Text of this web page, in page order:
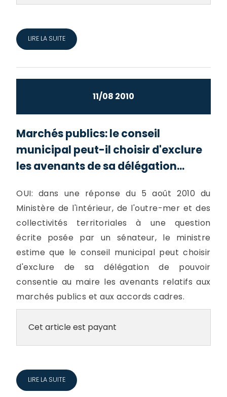
LIRE LA SUITE
11/08 2010
Marchés publics: le conseil
municipal peut-il choisir d'exclure
les avenants de sa délégation...
OUI: dans une réponse du 5 août 2010 du
Ministère de l'intérieur, de l'outre-mer et des
collectivités territoriales à une question
écrite posée par un sénateur, le ministre
estime que le conseil municipal peut choisir
d'exclure de sa délégation de pouvoir
consentie au maire les avenants relatifs aux
marchés publics et aux accords cadres.
Cet article est payant
LIRE LA SUITE